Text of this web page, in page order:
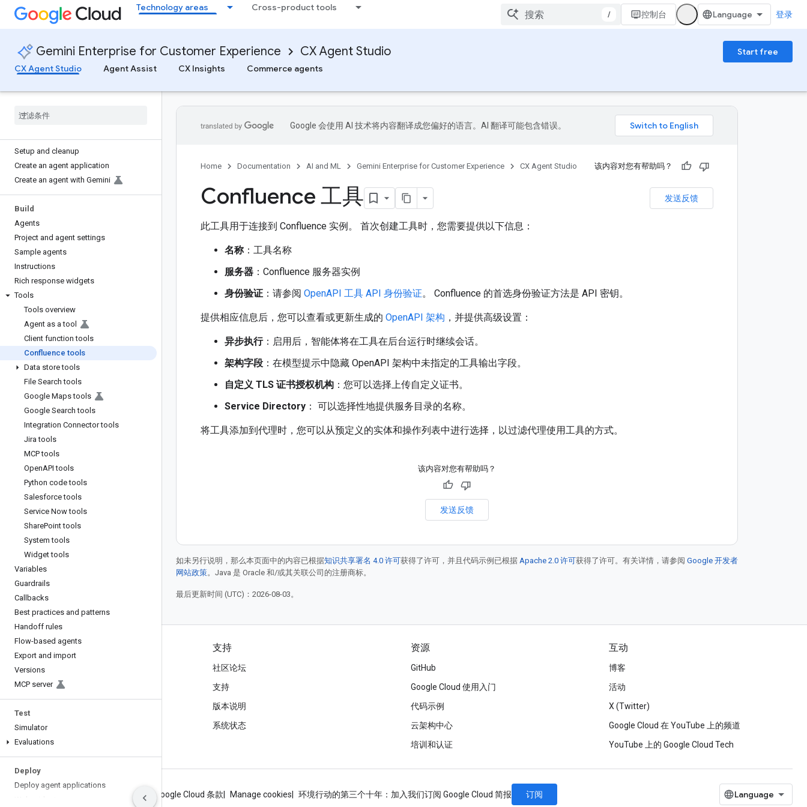
Technology areas Cross-product tools
/ 控制台 登录
Gemini Enterprise for Customer Experience CX Agent Studio
Start free
CX Agent Studio
Agent Assist CX Insights Commerce agents
Introduction
Setup and cleanup
Create an agent application
Create an agent with Gemini
Build
Agents
Project and agent settings
Sample agents
Instructions
Rich response widgets
Tools
Tools overview
Agent as a tool
Client function tools
Confluence tools
Data store tools
File Search tools
Google Maps tools
Google Search tools
Integration Connector tools
Jira tools
MCP tools
OpenAPI tools
Python code tools
Salesforce tools
Service Now tools
SharePoint tools
System tools
Widget tools
Variables
Guardrails
Callbacks
Best practices and patterns
Handoff rules
Flow-based agents
Export and import
Versions
MCP server
Test
Simulator
Evaluations
Deploy
Deploy agent applications
Google 会使用 AI 技术将内容翻译成您偏好的语言。AI 翻译可能包含错误。
Home Documentation AI and ML Gemini Enterprise for Customer Experience CX Agent Studio 该内容对您有帮助吗？
发送反馈
Confluence 工具
此工具用于连接到 Confluence 实例。 首次创建工具时，您需要提供以下信息：
名称：工具名称
服务器 ：Confluence 服务器实例
身份验证 ：请参阅 OpenAPI 工具 API 身份验证。 Confluence 的首选身份验证方法是 API 密钥。
提供相应信息后，您可以查看或更新生成的 OpenAPI 架构 ，并提供高级设置：
异步执行：启用后，智能体将在工具在后台运行时继续会话。
架构字段 ：在模型提示中隐藏 OpenAPI 架构中未指定的工具输出字段。
自定义 TLS 证书授权机构 ：您可以选择上传自定义证书。
Service Directory ： 可以选择性地提供服务目录的名称。
将工具添加到代理时，您可以从预定义的实体和操作列表中进行选择，以过滤代理使用工具的方式。
该内容对您有帮助吗？
发送反馈
如未另行说明，那么本页面中的内容已根据知识共享署名 4.0 许可获得了许可，并且代码示例已根据 Apache 2.0 许可获得了许可。有关详情，请参阅 Google 开发者
网站政策。Java 是 Oracle 和/或其关联公司的注册商标。
最后更新时间 (UTC)：2026-08-03。
查看所有产品
Google Cloud 价格
与销售人员联系
支持
社区论坛
支持
版本说明
系统状态
资源
GitHub
Google Cloud 使用入门
代码示例
云架构中心
培训和认证
互动
博客
活动
X (Twitter)
Google Cloud 在 YouTube 上的频道
YouTube 上的 Google Cloud Tech
网站条款 Google Cloud 条款 Manage cookies 环境行动的第三个十年：加入我们订阅 Google Cloud 简报 订阅